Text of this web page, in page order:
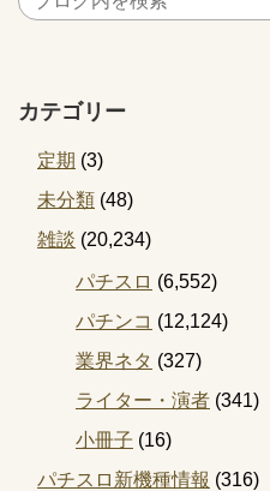
カテゴリー
定期 (3)
未分類 (48)
雑談 (20,234)
パチスロ (6,552)
パチンコ (12,124)
業界ネタ (327)
ライター・演者 (341)
小冊子 (16)
パチスロ新機種情報 (316)